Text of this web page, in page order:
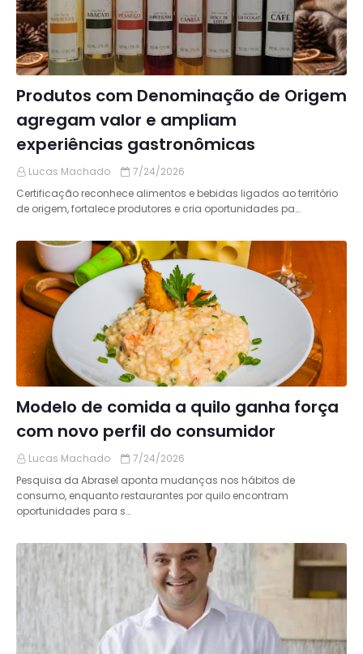
Produtos com Denominação de Origem
agregam valor e ampliam
experiências gastronômicas
Lucas Machado
7/24/2026
Certificação reconhece alimentos e bebidas ligados ao território
de origem, fortalece produtores e cria oportunidades pa…
Modelo de comida a quilo ganha força
com novo perfil do consumidor
Lucas Machado
7/24/2026
Pesquisa da Abrasel aponta mudanças nos hábitos de
consumo, enquanto restaurantes por quilo encontram
oportunidades para s…